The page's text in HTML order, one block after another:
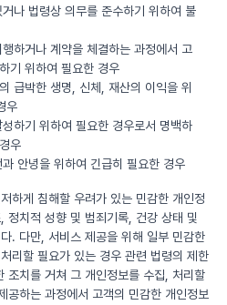
나 법령상 의무를 준수하기 위하여 불
하거나 계약을 체결하는 과정에서 고
기 위하여 필요한 경우
급박한 생명, 신체, 재산의 이익을 위
우
하기 위하여 필요한 경우로서 명백하
우
안녕을 위하여 긴급히 필요한 경우
하게 침해할 우려가 있는 민감한 개인정
정치적 성향 및 범죄기록, 건강 상태 및
. 다만, 서비스 제공을 위해 일부 민감한
리할 필요가 있는 경우 관련 법령의 제한
조치를 거쳐 그 개인정보를 수집, 처리할
공하는 과정에서 고객의 민감한 개인정보